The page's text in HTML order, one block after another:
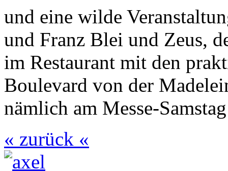
und eine wilde
und Franz Blei und Zeus,
im Restaurant mit den
Boulevard von der
nämlich am Messe-
« zurück «